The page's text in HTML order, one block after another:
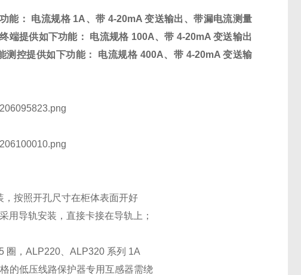
能： 电流规格 1A、带 4-20mA变送输出、带漏电流测量
端提供如下功能： 电流规格 100A、带 4-20mA变送输出
测控提供如下功能： 电流规格 400A、带 4-20mA变送输
按照开孔尺寸在柜体表面开好
用导轨安装，直接卡接在导轨上；
圈，ALP220、ALP320 系列 1A
的低压线路保护器专用互感器需绕